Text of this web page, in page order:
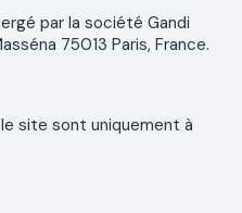
par la société Gandi
75013 Paris, France.
site sont uniquement à